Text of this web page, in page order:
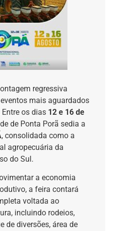
regressiva
mais aguardados
os dias 12 e 16 de
de Ponta Porã sedia a
, consolidada como a
agropecuária da
do Sul.
a economia
a feira contará
voltada ao
incluindo rodeios,
de diversões, área de